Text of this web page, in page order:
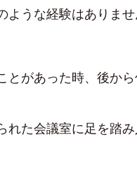
ような経験はありませ
とがあった時、後か
れた会議室に足を踏